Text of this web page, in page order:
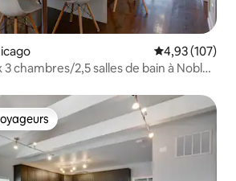
Évaluation
4,93 (107)
3 chambres/2,5 salles de bain à Noble
les plus appréciés